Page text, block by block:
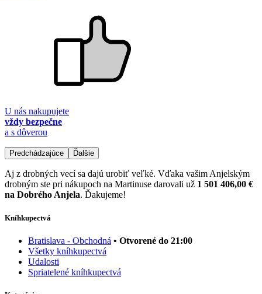
U nás nakupujete
vždy bezpečne
a s dôverou
Predchádzajúce Ďalšie
Aj z drobných vecí sa dajú urobiť veľké. Vďaka vašim Anjelským
drobným ste pri nákupoch na Martinuse darovali už 1 501 406,00 €
na Dobrého Anjela. Ďakujeme!
Kníhkupectvá
Bratislava - Obchodná • Otvorené do 21:00
Všetky kníhkupectvá
Udalosti
Spriatelené kníhkupectvá